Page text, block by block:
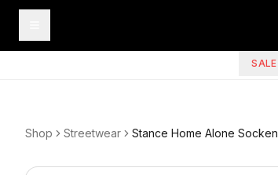
SALE
Shop Streetwear Stance Home Alone Socken